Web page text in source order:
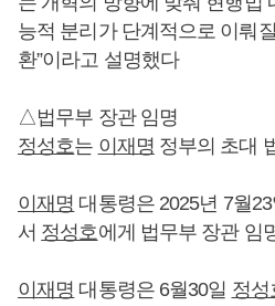
능적 분리가 단계적으로 이뤄
환”이라고 설명했다
△법무부 장관 임명
정성호는 이재명 정부의 초대
이재명 대통령은 2025년 7월
서 정성호에게 법무부 장관 임
이재명 대통령은 6월30일 정성